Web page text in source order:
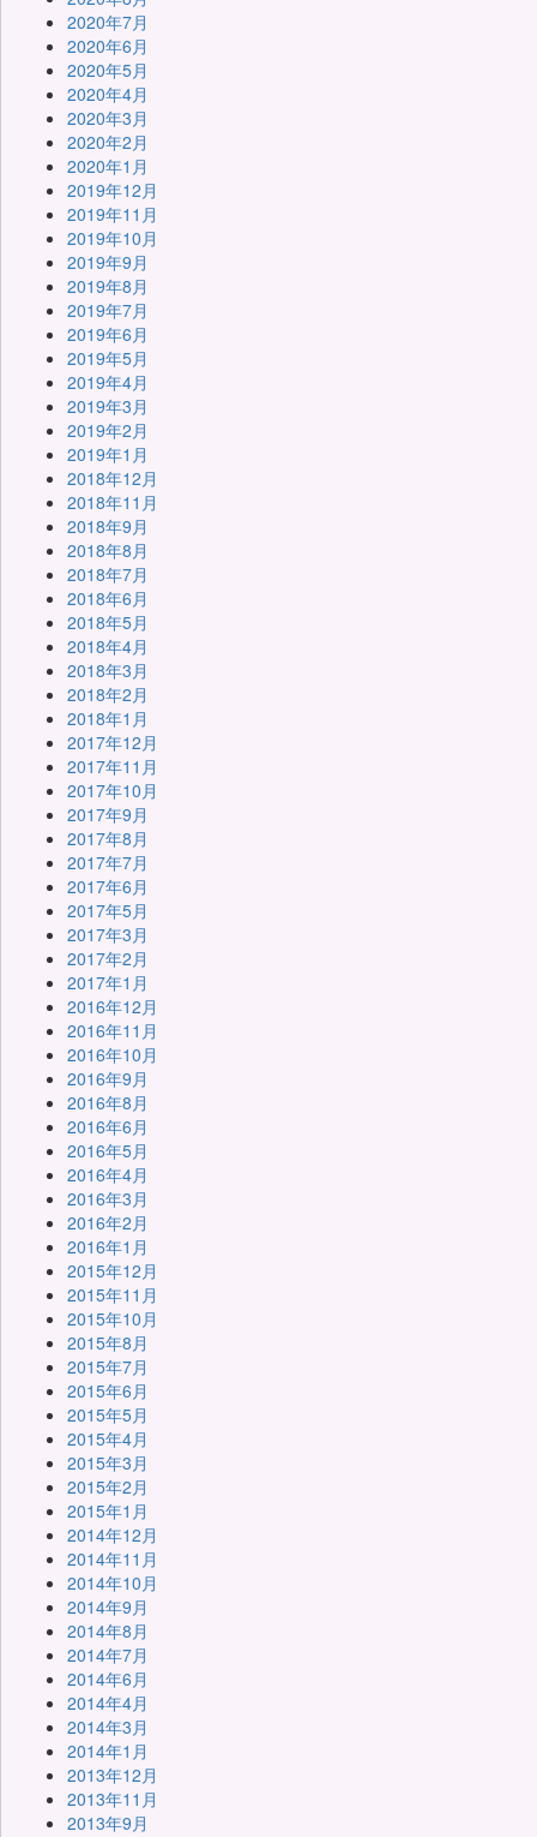
2020年7月
2020年6月
2020年5月
2020年4月
2020年3月
2020年2月
2020年1月
2019年12月
2019年11月
2019年10月
2019年9月
2019年8月
2019年7月
2019年6月
2019年5月
2019年4月
2019年3月
2019年2月
2019年1月
2018年12月
2018年11月
2018年9月
2018年8月
2018年7月
2018年6月
2018年5月
2018年4月
2018年3月
2018年2月
2018年1月
2017年12月
2017年11月
2017年10月
2017年9月
2017年8月
2017年7月
2017年6月
2017年5月
2017年3月
2017年2月
2017年1月
2016年12月
2016年11月
2016年10月
2016年9月
2016年8月
2016年6月
2016年5月
2016年4月
2016年3月
2016年2月
2016年1月
2015年12月
2015年11月
2015年10月
2015年8月
2015年7月
2015年6月
2015年5月
2015年4月
2015年3月
2015年2月
2015年1月
2014年12月
2014年11月
2014年10月
2014年9月
2014年8月
2014年7月
2014年6月
2014年4月
2014年3月
2014年1月
2013年12月
2013年11月
2013年9月